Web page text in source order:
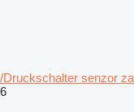
/Druckschalter senzor
6